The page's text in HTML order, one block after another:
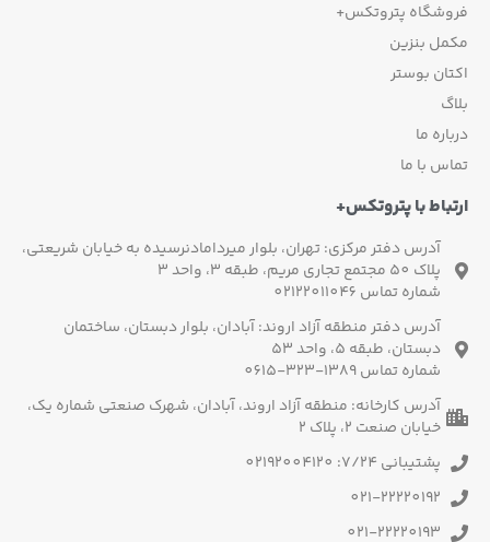
فروشگاه پتروتکس+
مکمل بنزین
اکتان بوستر
بلاگ
درباره ما
تماس با ما
ارتباط با پتروتکس+
آدرس دفتر مرکزی: تهران، بلوار میردامادنرسیده به خیابان شریعتی،
پلاک 50 مجتمع تجاری مریم، طبقه 3، واحد 3
شماره تماس 02122011046
آدرس دفتر منطقه آزاد اروند: آبادان، بلوار دبستان، ساختمان
دبستان، طبقه 5، واحد 53
شماره تماس 1389-323-0615
آدرس کارخانه: منطقه آزاد اروند، آبادان، شهرک صنعتی شماره یک،
خیابان صنعت 2، پلاک 2
پشتیبانی 7/24: 02192004120
021-22220192
021-22220193